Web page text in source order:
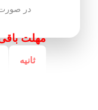
در صورت
مهلت
ثانیه